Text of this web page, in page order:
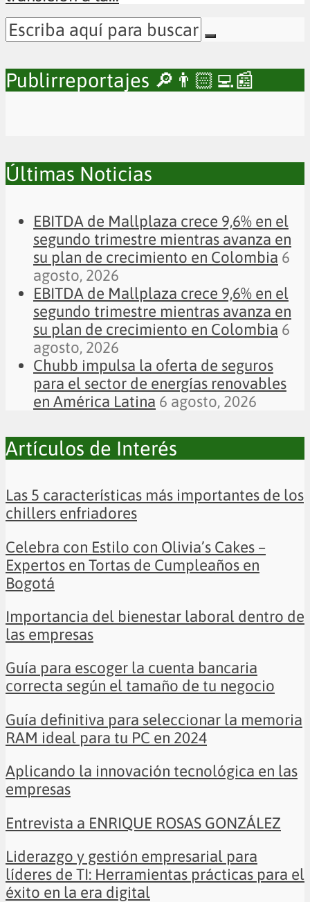
Publirreportajes 🔎👨🏻‍💻📰
Últimas Noticias
EBITDA de Mallplaza crece 9,6% en el
segundo trimestre mientras avanza en
su plan de crecimiento en Colombia 6
agosto, 2026
EBITDA de Mallplaza crece 9,6% en el
segundo trimestre mientras avanza en
su plan de crecimiento en Colombia 6
agosto, 2026
Chubb impulsa la oferta de seguros
para el sector de energías renovables
en América Latina 6 agosto, 2026
Artículos de Interés
Las 5 características más importantes de los
chillers enfriadores
Celebra con Estilo con Olivia’s Cakes –
Expertos en Tortas de Cumpleaños en
Bogotá
Importancia del bienestar laboral dentro de
las empresas
Guía para escoger la cuenta bancaria
correcta según el tamaño de tu negocio
Guía definitiva para seleccionar la memoria
RAM ideal para tu PC en 2024
Aplicando la innovación tecnológica en las
empresas
Entrevista a ENRIQUE ROSAS GONZÁLEZ
Liderazgo y gestión empresarial para
líderes de TI: Herramientas prácticas para el
éxito en la era digital